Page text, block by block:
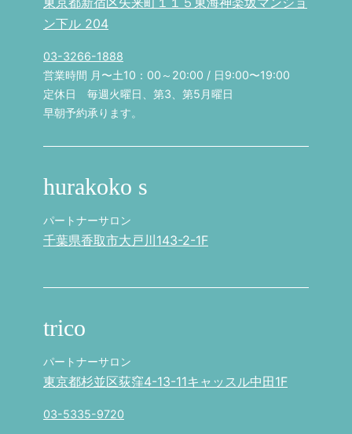
ン下ル 204
03-3266-1888
営業時間 月〜土10：00～20:00 / 日9:00〜19:00
定休日 毎週火曜日、第3、第5月曜日
早朝予約承ります。
hurakoko s
パートナーサロン
千葉県香取市大戸川143-2-1F
trico
パートナーサロン
東京都杉並区荻窪4-13-11キャッスル中田1F
03-5335-9720